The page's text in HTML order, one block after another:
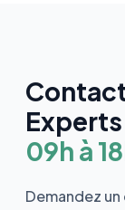
09h à
Demandez